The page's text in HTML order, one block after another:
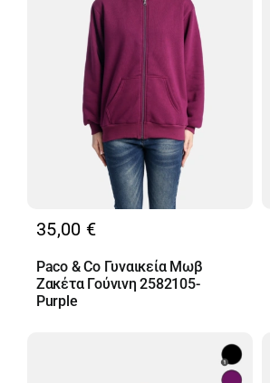
35,00 €
Paco & Co Γυναικεία Μωβ
Ζακέτα Γούνινη 2582105-
Purple